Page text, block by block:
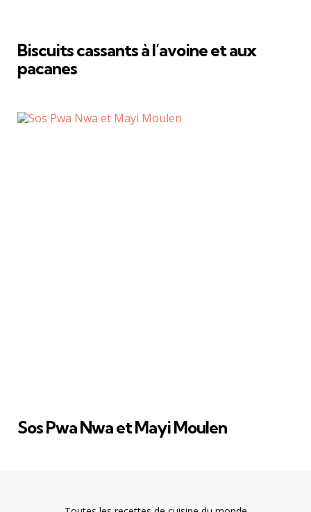
Biscuits cassants à l’avoine et aux
pacanes
Sos Pwa Nwa et Mayi Moulen